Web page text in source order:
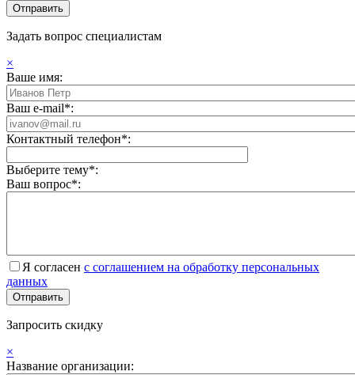
Задать вопрос специалистам
×
Ваше имя:
Ваш e-mail*:
Контактный телефон*:
Выберите тему*:
Ваш вопрос*:
Я согласен с соглашением на обработку персональных
данных
Запросить скидку
×
Название организации: